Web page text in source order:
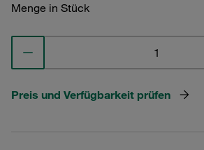
Menge in Stück
Preis und Verfügbarkeit prüfen